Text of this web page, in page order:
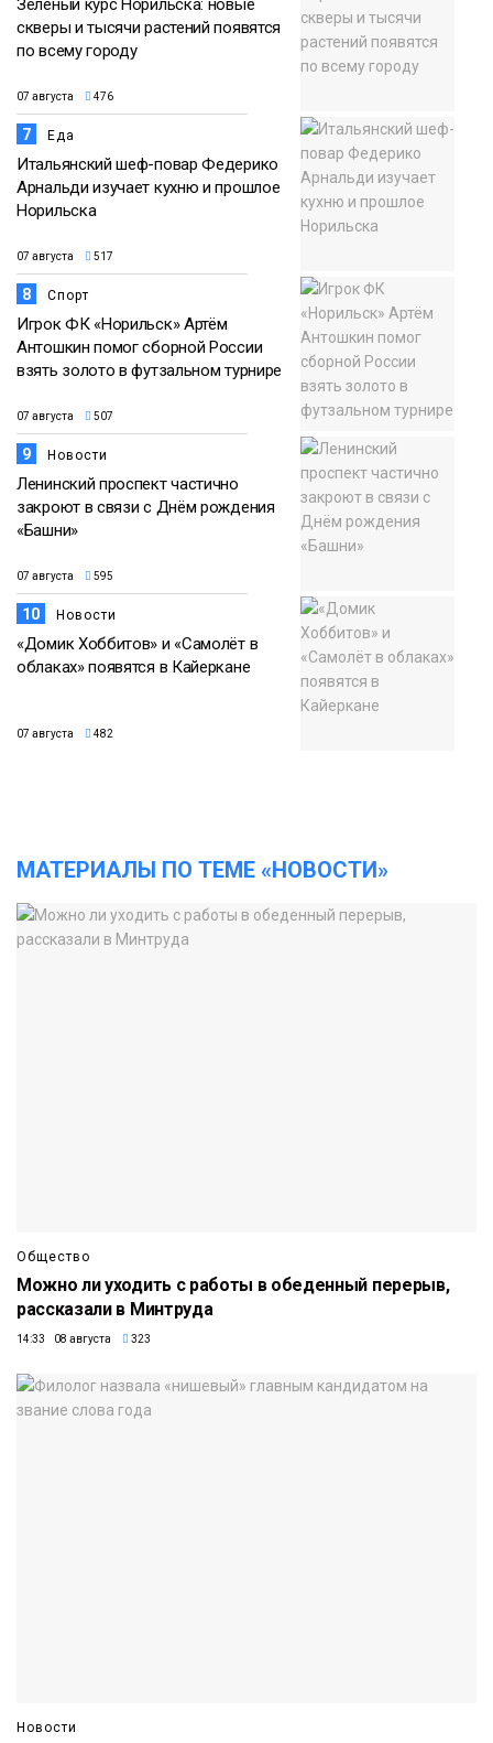
Зелёный курс Норильска: новые
скверы и тысячи растений появятся
по всему городу
07 августа 476
7 Еда
Итальянский шеф-повар Федерико
Арнальди изучает кухню и прошлое
Норильска
07 августа 517
8 Спорт
Игрок ФК «Норильск» Артём
Антошкин помог сборной России
взять золото в футзальном турнире
07 августа 507
9 Новости
Ленинский проспект частично
закроют в связи с Днём рождения
«Башни»
07 августа 595
10 Новости
«Домик Хоббитов» и «Самолёт в
облаках» появятся в Кайеркане
07 августа 482
МАТЕРИАЛЫ ПО ТЕМЕ «НОВОСТИ»
Общество
Можно ли уходить с работы в обеденный перерыв,
рассказали в Минтруда
14:33 08 августа 323
Новости